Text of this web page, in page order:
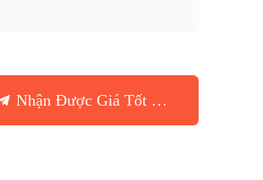
Nhận Được Giá Tốt Nhất